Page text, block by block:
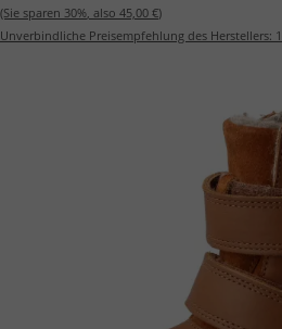
(Sie sparen 30%, also 45,00 €)
Unverbindliche Preisempfehlung des Herstellers: